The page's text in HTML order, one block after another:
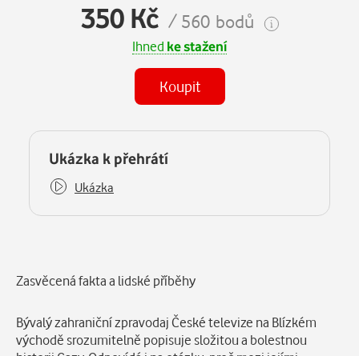
350 Kč / 560 bodů
Ihned ke stažení
Koupit
Některé kapitoly již máte zakoupeny.
Ukázka k přehrátí
Ukázka
Zasvěcená fakta a lidské příběhy
Bývalý zahraniční zpravodaj České televize na Blízkém
východě srozumitelně popisuje složitou a bolestnou